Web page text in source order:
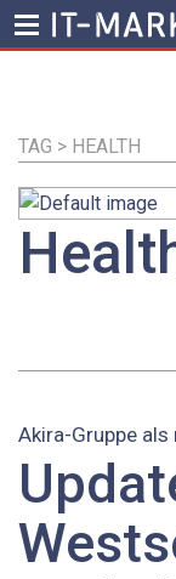
Inhalt
TAG > HEALTH
Akira-Gruppe